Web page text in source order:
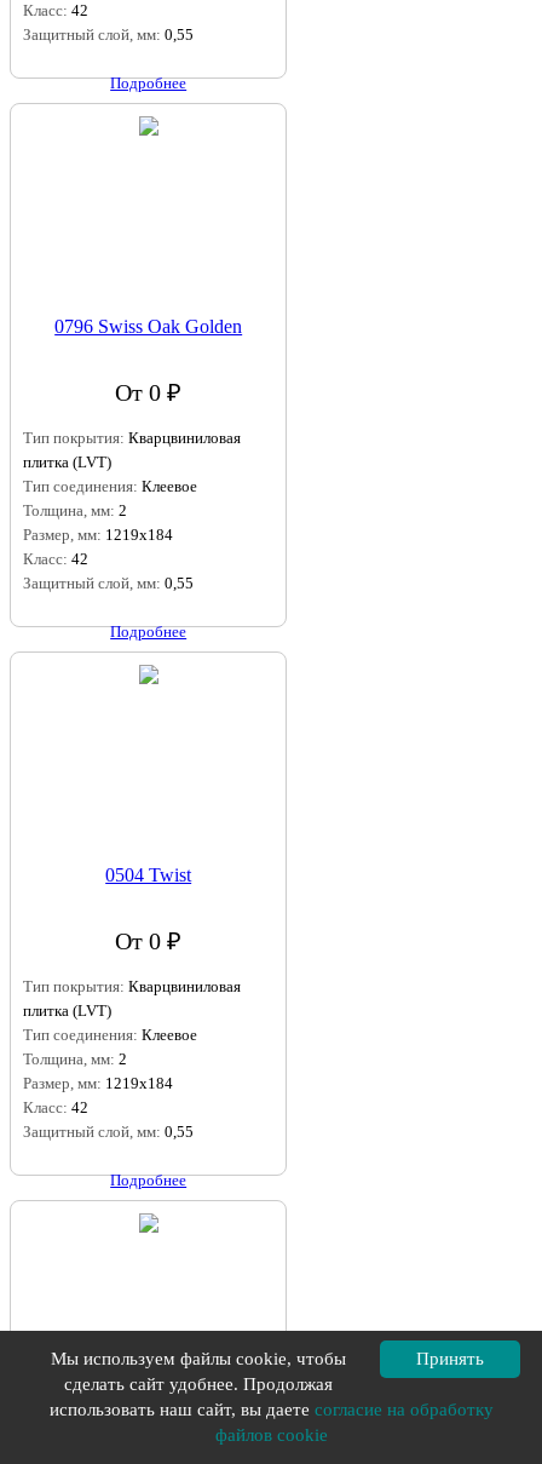
Класс: 42
Защитный слой, мм: 0,55
Подробнее
0796 Swiss Oak Golden
От 0 ₽
Тип покрытия: Кварцвиниловая
плитка (LVT)
Тип соединения: Клеевое
Толщина, мм: 2
Размер, мм: 1219x184
Класс: 42
Защитный слой, мм: 0,55
Подробнее
0504 Twist
От 0 ₽
Тип покрытия: Кварцвиниловая
плитка (LVT)
Тип соединения: Клеевое
Толщина, мм: 2
Размер, мм: 1219x184
Класс: 42
Защитный слой, мм: 0,55
Подробнее
1286 Salento Beige
Принять
Мы используем файлы cookie, чтобы
сделать сайт удобнее. Продолжая
использовать наш сайт, вы даете согласие на обработку
файлов cookie